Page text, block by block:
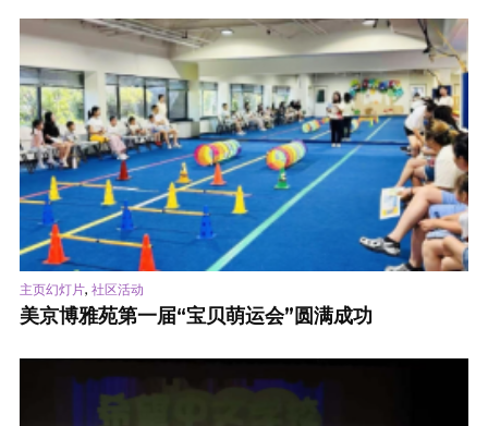
主页幻灯片, 社区活动
美京博雅苑第一届“宝贝萌运会”圆满成功